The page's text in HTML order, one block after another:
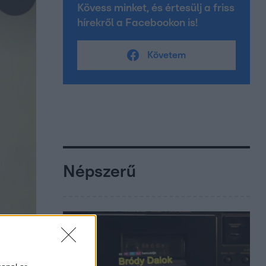
Kövess minket, és értesülj a friss
hírekről a Facebookon is!
Követem
Népszerű